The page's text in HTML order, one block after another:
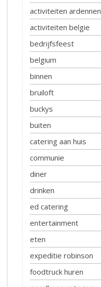
activiteiten ardennen
activiteiten belgie
bedrijfsfeest
belgium
binnen
bruiloft
buckys
buiten
catering aan huis
communie
diner
drinken
ed catering
entertainment
eten
expeditie robinson
foodtruck huren